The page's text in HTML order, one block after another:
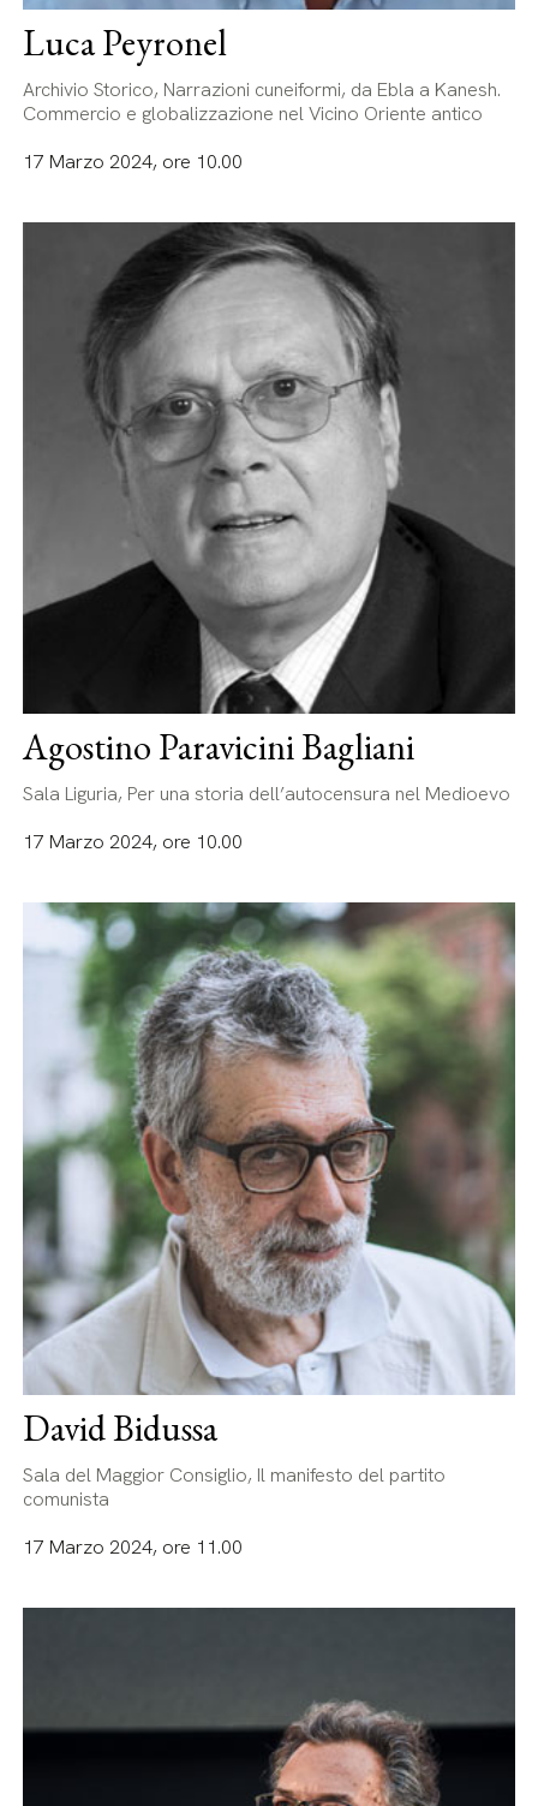
Luca Peyronel
Archivio Storico, Narrazioni cuneiformi, da Ebla a Kanesh.
Commercio e globalizzazione nel Vicino Oriente antico
17 Marzo 2024, ore 10.00
Agostino Paravicini Bagliani
Sala Liguria, Per una storia dell’autocensura nel Medioevo
17 Marzo 2024, ore 10.00
David Bidussa
Sala del Maggior Consiglio, Il manifesto del partito
comunista
17 Marzo 2024, ore 11.00